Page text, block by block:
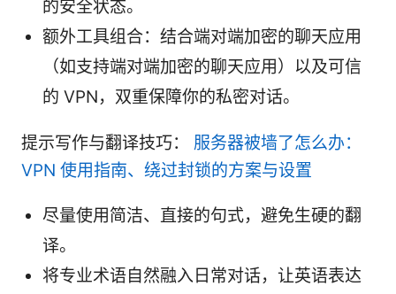
的安全状态。
额外工具组合：结合端对端加密的聊天应用
（如支持端对端加密的聊天应用）以及可信
的 VPN，双重保障你的私密对话。
提示写作与翻译技巧： 服务器被墙了怎么办：
VPN 使用指南、绕过封锁的方案与设置
尽量使用简洁、直接的句式，避免生硬的翻
译。
将专业术语自然融入日常对话，让英语表达